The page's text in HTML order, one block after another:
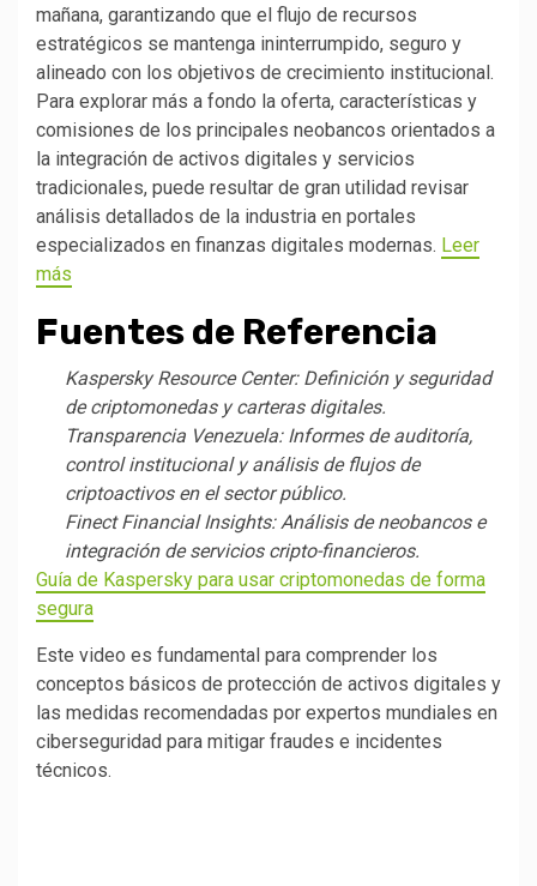
mañana, garantizando que el flujo de recursos
estratégicos se mantenga ininterrumpido, seguro y
alineado con los objetivos de crecimiento institucional.
Para explorar más a fondo la oferta, características y
comisiones de los principales neobancos orientados a
la integración de activos digitales y servicios
tradicionales, puede resultar de gran utilidad revisar
análisis detallados de la industria en portales
especializados en finanzas digitales modernas. Leer
más
Fuentes de Referencia
Kaspersky Resource Center: Definición y seguridad
de criptomonedas y carteras digitales.
Transparencia Venezuela: Informes de auditoría,
control institucional y análisis de flujos de
criptoactivos en el sector público.
Finect Financial Insights: Análisis de neobancos e
integración de servicios cripto-financieros.
Guía de Kaspersky para usar criptomonedas de forma
segura
Este video es fundamental para comprender los
conceptos básicos de protección de activos digitales y
las medidas recomendadas por expertos mundiales en
ciberseguridad para mitigar fraudes e incidentes
técnicos.